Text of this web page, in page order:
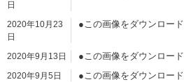
日
2020年10月23
日
●この画像をダウンロード
2020年9月13日 ●この画像をダウンロード
2020年9月5日 ●この画像をダウンロード